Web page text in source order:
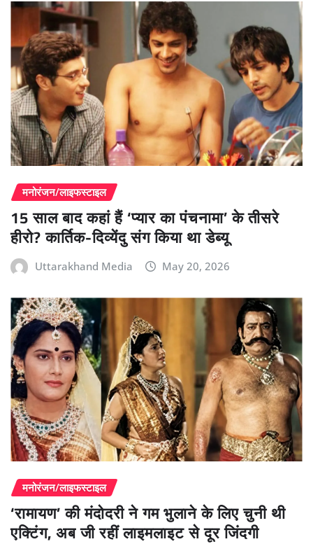
मनोरंजन/लाइफस्टाइल
15 साल बाद कहां हैं ‘प्यार का पंचनामा’ के तीसरे
हीरो? कार्तिक-दिव्येंदु संग किया था डेब्यू
Uttarakhand Media May 20, 2026
मनोरंजन/लाइफस्टाइल
‘रामायण’ की मंदोदरी ने गम भुलाने के लिए चुनी थी
एक्टिंग, अब जी रहीं लाइमलाइट से दूर जिंदगी